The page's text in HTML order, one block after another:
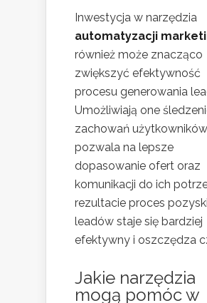
Inwestycja w narzędzia
automatyzacji
również może znacząco
zwiększyć efektywność
procesu generowania
Umożliwiają one
zachowań
pozwala na lepsze
dopasowanie ofert oraz
komunikacji do ich
rezultacie proces
leadów staje się bardziej
efektywny i oszczędza
Jakie narzędzia
mogą pomóc w